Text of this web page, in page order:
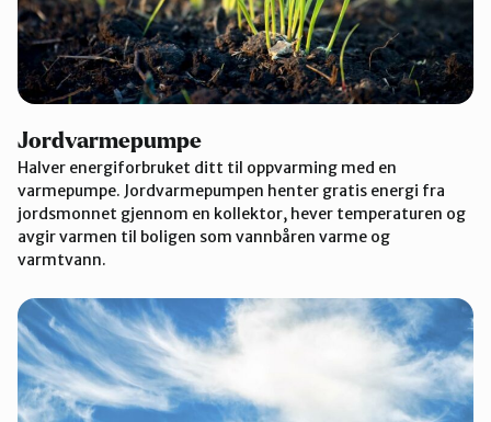
Jordvarmepumpe
Halver energiforbruket ditt til oppvarming med en
varmepumpe. Jordvarmepumpen henter gratis energi fra
jordsmonnet gjennom en kollektor, hever temperaturen og
avgir varmen til boligen som vannbåren varme og
varmtvann.